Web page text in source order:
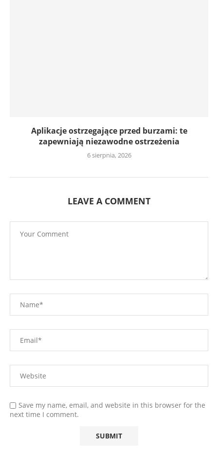
Aplikacje ostrzegające przed burzami: te
zapewniają niezawodne ostrzeżenia
6 sierpnia, 2026
LEAVE A COMMENT
Save my name, email, and website in this browser for the
next time I comment.